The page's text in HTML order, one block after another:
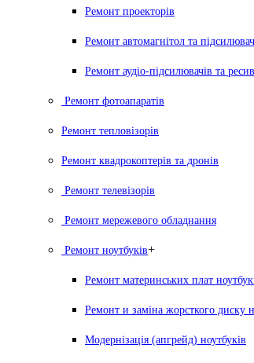
Ремонт проекторів
Ремонт автомагнітол та
Ремонт аудіо-підсилювачів та
Ремонт фотоапаратів
Ремонт тепловізорів
Ремонт квадрокоптерів та дронів
Ремонт телевізорів
Ремонт мережевого обладнання
Ремонт ноутбуків+
Ремонт материнських плат
Ремонт и заміна жорсткого диску
Модернізація (апгрейд) ноутбуків